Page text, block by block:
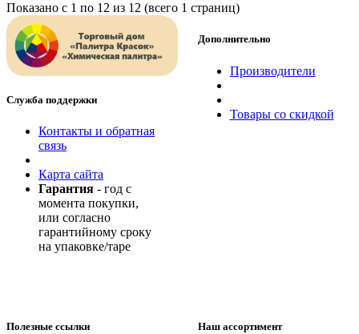
Показано с 1 по 12 из 12 (всего 1 страниц)
Служба поддержки
Контакты и обратная
связь
Карта сайта
Гарантия - год с
момента покупки,
или согласно
гарантийному сроку
на упаковке/таре
Дополнительно
Производители
Товары со скидкой
Полезные ссылки Наш ассортимент